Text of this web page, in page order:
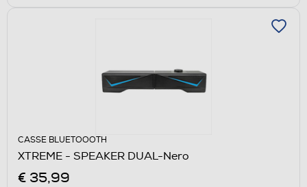
CASSE BLUETOOOTH
XTREME - SPEAKER DUAL-Nero
€ 35,99